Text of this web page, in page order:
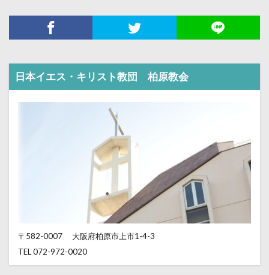
日本イエス・キリスト教団 柏原教会
〒582-0007
大阪府柏原市上市1-4-3
TEL 072-972-0020